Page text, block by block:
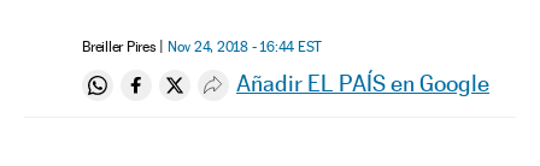
Breiller Pires Nov 24, 2018 - 16:44 EST
Compartir en Whatsapp
Compartir en Facebook
Compartir en Twitter
Desplegar Redes Sociales
Añadir EL PAÍS en Google